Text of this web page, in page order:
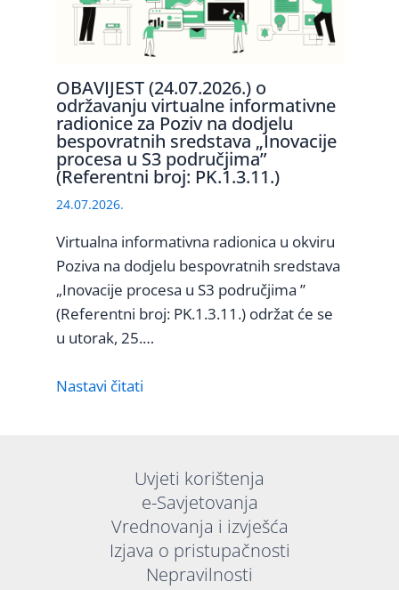
OBAVIJEST (24.07.2026.) o
održavanju virtualne informativne
radionice za Poziv na dodjelu
bespovratnih sredstava „Inovacije
procesa u S3 područjima”
(Referentni broj: PK.1.3.11.)
24.07.2026.
Virtualna informativna radionica u okviru
Poziva na dodjelu bespovratnih sredstava
„Inovacije procesa u S3 područjima ”
(Referentni broj: PK.1.3.11.) održat će se
u utorak, 25.…
Nastavi čitati
Uvjeti korištenja
e-Savjetovanja
Vrednovanja i izvješća
Izjava o pristupačnosti
Nepravilnosti